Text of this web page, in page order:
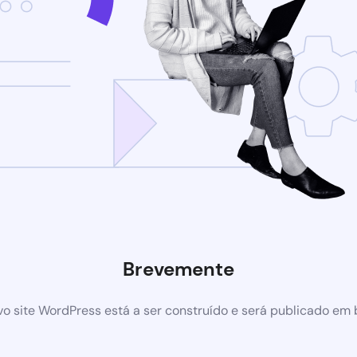
Brevemente
site WordPress está a ser construído e será publicado em